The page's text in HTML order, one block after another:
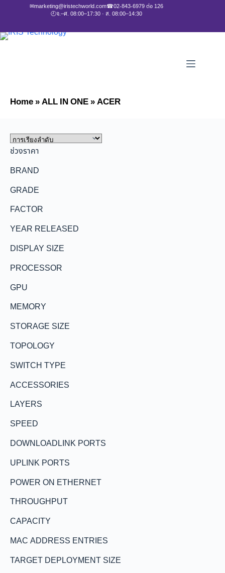
✉marketing@iristechworld.com☎02-843-6979 ต่อ 126
🕘จ.–ศ. 08:00–17:30 · ส. 08:00–14:30
Home»ALL IN ONE»ACER
ช่วงราคา
BRAND
GRADE
FACTOR
YEAR RELEASED
DISPLAY SIZE
PROCESSOR
GPU
MEMORY
STORAGE SIZE
TOPOLOGY
SWITCH TYPE
ACCESSORIES
LAYERS
SPEED
DOWNLOADLINK PORTS
UPLINK PORTS
POWER ON ETHERNET
THROUGHPUT
CAPACITY
MAC ADDRESS ENTRIES
TARGET DEPLOYMENT SIZE